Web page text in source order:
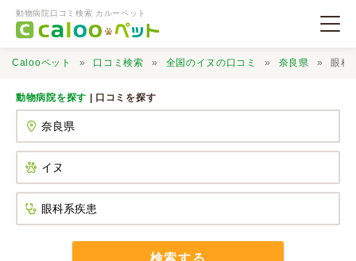
動物病院口コミ検索 カルーペット
口コミ検索
Calooペット 口コミ検索 全国のイヌの口コミ 奈良県 眼科
動物病院を探す | 口コミを探す
検索する